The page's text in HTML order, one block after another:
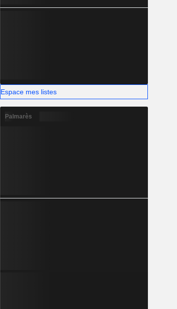
Espace mes listes
Palmarès